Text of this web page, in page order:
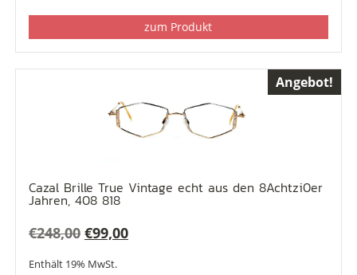
zum Produkt
Angebot!
Cazal Brille True Vintage echt aus den 8Achtzi0er
Jahren, 408 818
€248,00 Ursprünglicher
Preis
€99,00Aktueller
Enthält 19% MwSt.